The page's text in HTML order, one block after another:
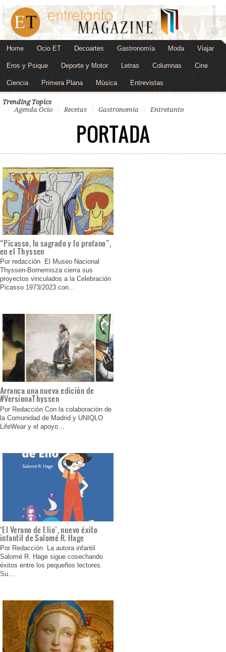
Home Ocio ET Decoartes Gastronomía Moda Viajar
Eros y Psique Deporte y Motor Letras Columnas Cine
Ciencia Primera Plana Música Entrevistas
Trending Topics
Agenda Ocio
Recetas Gastronomía Entretanto
PORTADA
“Picasso, lo sagrado y lo profano”,
en el Thyssen
Por redacción El Museo Nacional
Thyssen-Bornemisza cierra sus
proyectos vinculados a la Celebración
Picasso 1973/2023 con…
Arranca una nueva edición de
#VersionaThyssen
Por Redacción Con la colaboración de
la Comunidad de Madrid y UNIQLO
LifeWear y el apoyo…
‘El Verano de Elio’, nuevo éxito
infantil de Salomé R. Hage
Por Redacción La autora infantil
Salomé R. Hage sigue cosechando
éxitos entre los pequeños lectores.
Su…